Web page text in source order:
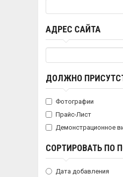
АДРЕС САЙТА
ДОЛЖНО
Фотографии
Прайс-Лист
Демонстрационное
СОРТИРОВАТЬ ПО
Дата добавления